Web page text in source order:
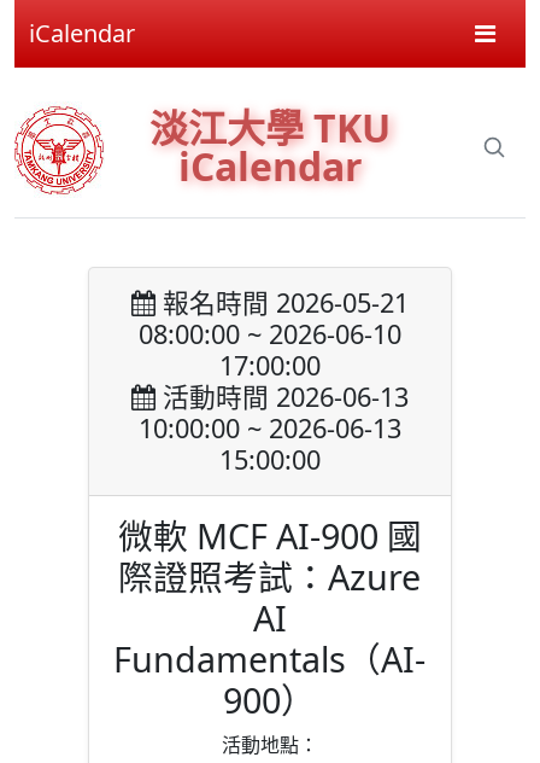
iCalendar
淡江大學 TKU
iCalendar
報名時間 2026-05-21
08:00:00 ~ 2026-06-10
17:00:00
活動時間 2026-06-13
10:00:00 ~ 2026-06-13
15:00:00
微軟 MCF AI-900 國
際證照考試：Azure
AI
Fundamentals（AI-
900）
活動地點：